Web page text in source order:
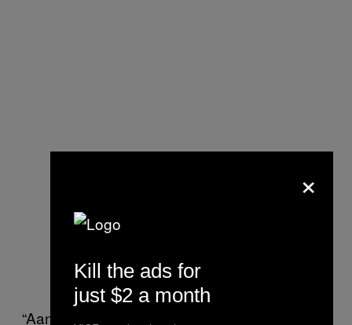
“Aangezien het dan makkelijk wordt om rond
×
Kill the ads for
just $2 a month